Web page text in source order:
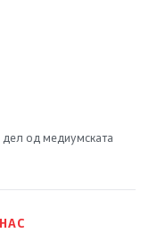
дел од медиумската